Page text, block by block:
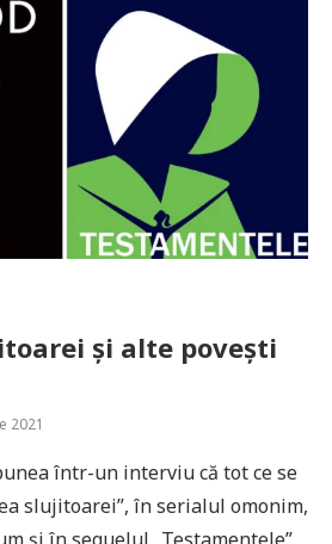
și alte povești
2021
într-un interviu că tot ce se
slujitoarei”, în serialul omonim,